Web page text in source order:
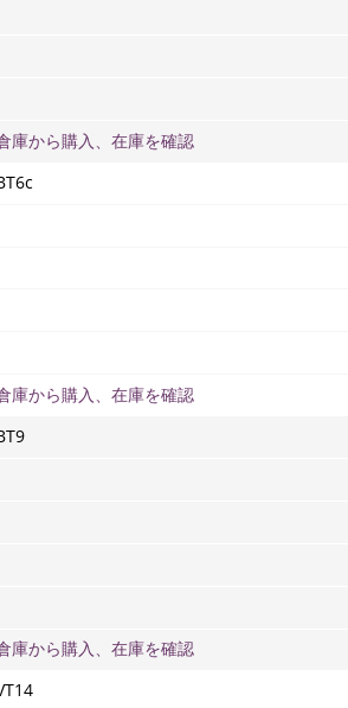
庫から購入、在庫を確認
庫から購入、在庫を確認
庫から購入、在庫を確認